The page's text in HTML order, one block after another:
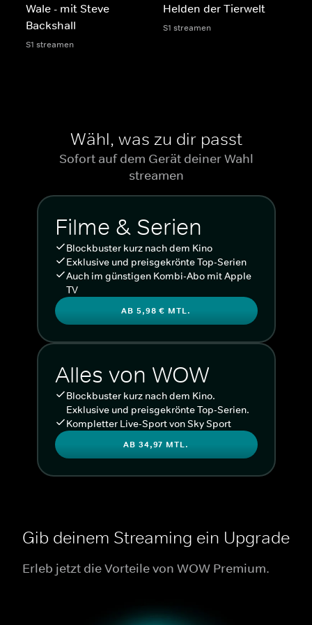
Wale - mit Steve
Backshall
S1 streamen
Helden der Tierwelt
S1 streamen
Wähl, was zu dir passt
Sofort auf dem Gerät deiner Wahl
streamen
Filme & Serien
Blockbuster kurz nach dem Kino
Exklusive und preisgekrönte Top-Serien
Auch im günstigen Kombi-Abo mit Apple
TV
AB 5,98 € MTL.
Alles von WOW
Blockbuster kurz nach dem Kino.
Exklusive und preisgekrönte Top-Serien.
Kompletter Live-Sport von Sky Sport
AB 34,97 MTL.
Gib deinem Streaming ein Upgrade
Erleb jetzt die Vorteile von WOW Premium.